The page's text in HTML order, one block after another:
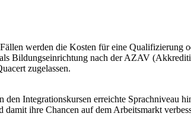
werden die Kosten für eine Qualifizierung
Bildungseinrichtung nach der AZAV
zugelassen.
Integrationskursen erreichte Sprachniveau
ihre Chancen auf dem Arbeitsmarkt